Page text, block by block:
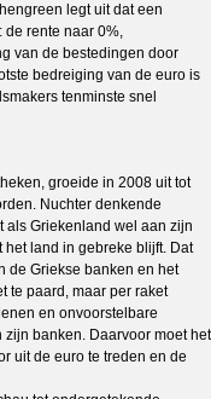
legt uit dat een
de rente naar 0%,
van de bestedingen door
bedreiging van de euro is
tenminste snel
groeide in 2008 uit tot
Nuchter denkende
als Griekenland wel aan zijn
land in gebreke blijft. Dat
de Griekse banken en het
te paard, maar per raket
en onvoorstelbare
banken. Daarvoor moet het
uit de euro te treden en de